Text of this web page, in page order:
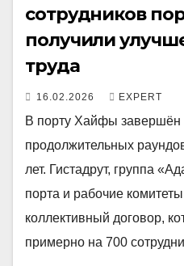
сотрудников
получили
труда
16.02.2026 EXPERT
В порту Хайфы завершён
продолжительных
лет. Гистадрут, группа
порта и рабочие
коллективный договор,
примерно на 700